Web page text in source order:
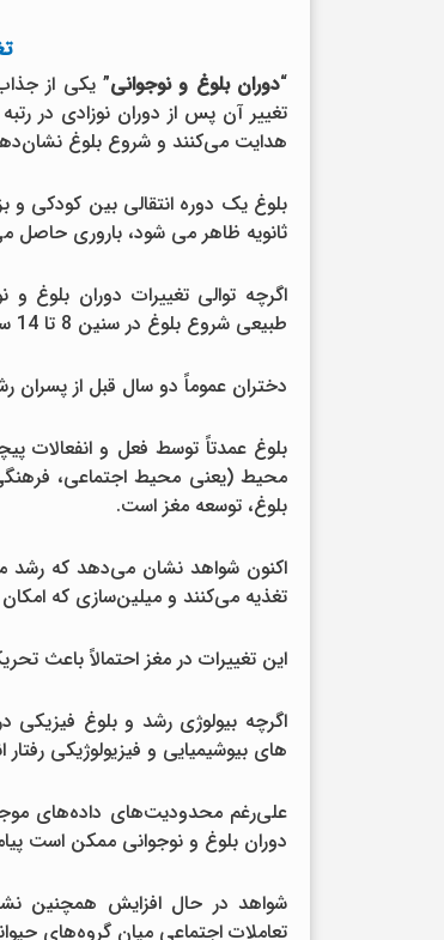
“دوران بلوغ و نوجوانی” یکی از
تغییر آن پس از دوران نوزادی در
هدایت می‌کنند و شروع بلوغ
بلوغ یک دوره انتقالی بین
ثانویه ظاهر می شود، باروری
اگرچه توالی تغییرات دوران بلوغ
طبیعی شروع بلوغ در سنین 8 تا 14 سالگی در زنان و سنین 9 تا 15 سالگی در مردان است.
دختران عموماً دو سال قبل از پسران
بلوغ عمدتاً توسط فعل و انفعالات
محیط (یعنی محیط اجتماعی،
بلوغ، توسعه مغز است.
اکنون شواهد نشان می‌دهد که رشد
تغذیه می‌کنند و میلین‌سازی که
این تغییرات در مغز احتمالاً باعث
اگرچه بیولوژی رشد و بلوغ
های بیوشیمیایی و فیزیولوژیکی
علی‌رغم محدودیت‌های داده‌های
دوران بلوغ و نوجوانی ممکن است
شواهد در حال افزایش همچنین
تعاملات اجتماعی میان گروه‌های